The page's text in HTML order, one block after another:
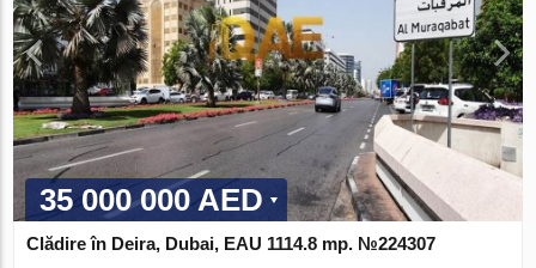
35 000 000 AED
Clădire în Deira, Dubai, EAU 1114.8 mp. №224307